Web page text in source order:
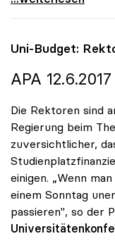
Uni-Budget:
APA 12.6.2017
Die Rektoren sind
Regierung beim
zuversichtlicher,
einigen. „Wenn
einem Sonntag
passieren", so der